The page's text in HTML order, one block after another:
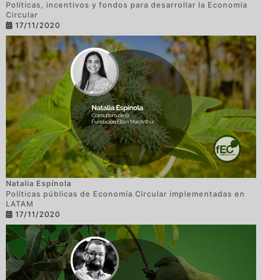
Políticas, incentivos y fondos para desarrollar la Economía
Circular
17/11/2020
Natalia Espínola
Políticas públicas de Economía Circular implementadas en
LATAM
17/11/2020